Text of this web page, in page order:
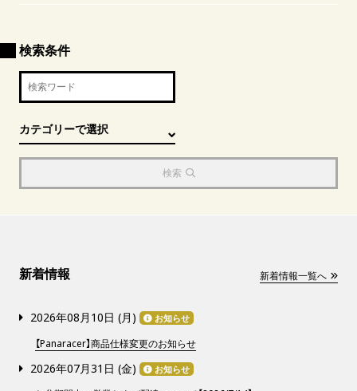
検索条件
検索
新着情報 新着情報一覧へ
2026年08月10日 (月 ) お知らせ
【Panaracer】商品仕様変更のお知らせ
2026年07月31日 (金) お知らせ